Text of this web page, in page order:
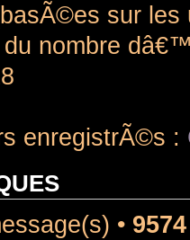
sur les
du nombre
enregistrÃ©s :
• 9574